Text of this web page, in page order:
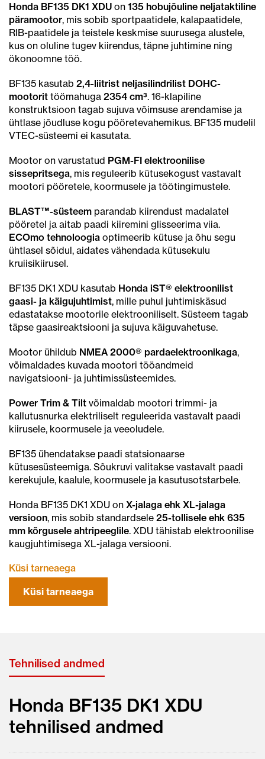
Honda BF135 DK1 XDU on 135 hobujõuline neljataktiline
päramootor, mis sobib sportpaatidele, kalapaatidele,
RIB-paatidele ja teistele keskmise suurusega alustele,
kus on oluline tugev kiirendus, täpne juhtimine ning
ökonoomne töö.
BF135 kasutab 2,4-liitrist neljasilindrilist DOHC-
mootorit töömahuga 2354 cm³. 16-klapiline
konstruktsioon tagab sujuva võimsuse arendamise ja
ühtlase jõudluse kogu pööretevahemikus. BF135 mudelil
VTEC-süsteemi ei kasutata.
Mootor on varustatud PGM-FI elektroonilise
sissepritsega, mis reguleerib kütusekogust vastavalt
mootori pööretele, koormusele ja töötingimustele.
BLAST™-süsteem parandab kiirendust madalatel
pööretel ja aitab paadi kiiremini glisseerima viia.
ECOmo tehnoloogia optimeerib kütuse ja õhu segu
ühtlasel sõidul, aidates vähendada kütusekulu
kruiisikiirusel.
BF135 DK1 XDU kasutab Honda iST® elektroonilist
gaasi- ja käigujuhtimist, mille puhul juhtimiskäsud
edastatakse mootorile elektrooniliselt. Süsteem tagab
täpse gaasireaktsiooni ja sujuva käiguvahetuse.
Mootor ühildub NMEA 2000® pardaelektroonikaga,
võimaldades kuvada mootori tööandmeid
navigatsiooni- ja juhtimissüsteemides.
Power Trim & Tilt võimaldab mootori trimmi- ja
kallutusnurka elektriliselt reguleerida vastavalt paadi
kiirusele, koormusele ja veeoludele.
BF135 ühendatakse paadi statsionaarse
kütusesüsteemiga. Sõukruvi valitakse vastavalt paadi
kerekujule, kaalule, koormusele ja kasutusotstarbele.
Honda BF135 DK1 XDU on X-jalaga ehk XL-jalaga
versioon, mis sobib standardsele 25-tollisele ehk 635
mm kõrgusele ahtripeeglile. XDU tähistab elektroonilise
kaugjuhtimisega XL-jalaga versiooni.
Küsi tarneaega
Küsi tarneaega
Tehnilised andmed
Honda BF135 DK1 XDU
tehnilised andmed